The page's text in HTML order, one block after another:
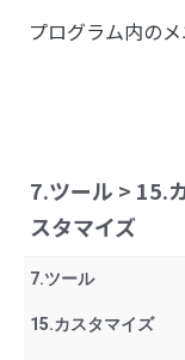
プログラム内の
7.ツール > 15.
スタマイズ
7.ツール
15.カスタマイズ